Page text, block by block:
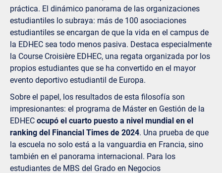
práctica. El dinámico panorama de las organizaciones
estudiantiles lo subraya: más de 100 asociaciones
estudiantiles se encargan de que la vida en el campus de
la EDHEC sea todo menos pasiva. Destaca especialmente
la Course Croisière EDHEC, una regata organizada por los
propios estudiantes que se ha convertido en el mayor
evento deportivo estudiantil de Europa.
Sobre el papel, los resultados de esta filosofía son
impresionantes: el programa de Máster en Gestión de la
EDHEC ocupó el cuarto puesto a nivel mundial en el
ranking del Financial Times de 2024. Una prueba de que
la escuela no solo está a la vanguardia en Francia, sino
también en el panorama internacional. Para los
estudiantes de MBS del Grado en Negocios